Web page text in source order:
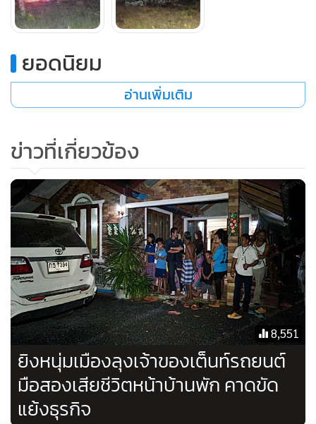
ยอดนิยม
อ่านเพิ่มเติม
ข่าวที่เกี่ยวข้อง
8,551
ยิงหนุ่มเมืองลุงเจ้าของเต็นท์รถยนต์
มือสองเสียชีวิตหน้าบ้านพัก คาดขัด
แย้งธุรกิจ